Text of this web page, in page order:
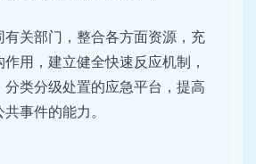
有关部门，整合各方面资源，充
用，建立健全快速反应机制，
分类分级处置的应急平台，提高
事件的能力。